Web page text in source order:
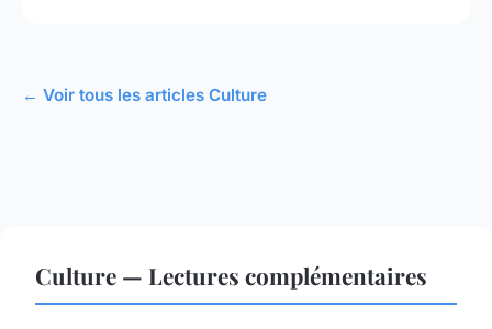
← Voir tous les articles Culture
Culture — Lectures complémentaires